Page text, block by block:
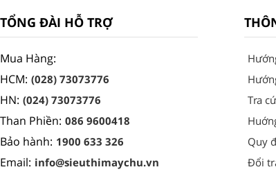
TỔNG ĐÀI HỖ TRỢ
Mua Hàng:
HCM: (028) 73073776
HN: (024) 73073776
Than Phiền: 086 9600418
Bảo hành: 1900 633 326
Email: info@sieuthimaychu.vn
Tra
Quy
Đổi